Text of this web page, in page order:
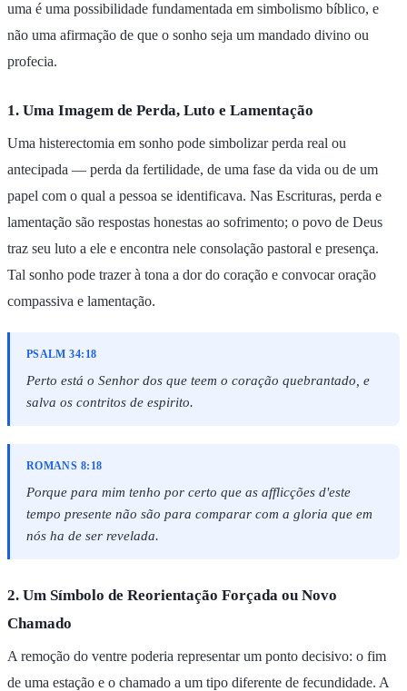
uma é uma possibilidade fundamentada em simbolismo bíblico, e
não uma afirmação de que o sonho seja um mandado divino ou
profecia.
1. Uma Imagem de Perda, Luto e Lamentação
Uma histerectomia em sonho pode simbolizar perda real ou
antecipada — perda da fertilidade, de uma fase da vida ou de um
papel com o qual a pessoa se identificava. Nas Escrituras, perda e
lamentação são respostas honestas ao sofrimento; o povo de Deus
traz seu luto a ele e encontra nele consolação pastoral e presença.
Tal sonho pode trazer à tona a dor do coração e convocar oração
compassiva e lamentação.
PSALM 34:18
Perto está o Senhor dos que teem o coração quebrantado, e
salva os contritos de espirito.
ROMANS 8:18
Porque para mim tenho por certo que as afflicções d'este
tempo presente não são para comparar com a gloria que em
nós ha de ser revelada.
2. Um Símbolo de Reorientação Forçada ou Novo
Chamado
A remoção do ventre poderia representar um ponto decisivo: o fim
de uma estação e o chamado a um tipo diferente de fecundidade. A